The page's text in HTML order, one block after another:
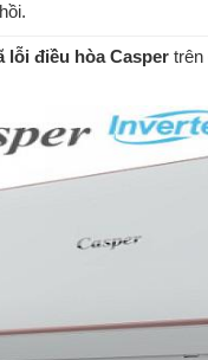
lỗi điều hòa Casper trên